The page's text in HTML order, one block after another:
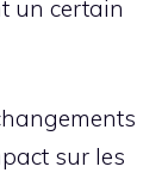
un certain
sur les